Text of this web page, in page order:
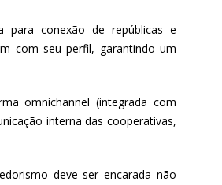
para conexão de repúblicas e
com seu perfil, garantindo um
omnichannel (integrada com
interna das cooperativas,
deve ser encarada não